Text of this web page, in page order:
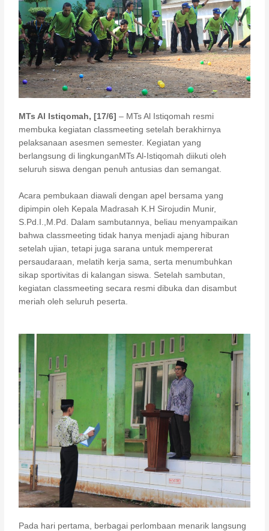
MTs Al Istiqomah, [17/6] – MTs Al Istiqomah resmi
membuka kegiatan classmeeting setelah berakhirnya
pelaksanaan asesmen semester. Kegiatan yang
berlangsung di lingkunganMTs Al-Istiqomah diikuti oleh
seluruh siswa dengan penuh antusias dan semangat.
Acara pembukaan diawali dengan apel bersama yang
dipimpin oleh Kepala Madrasah K.H Sirojudin Munir,
S.Pd.I.,M.Pd. Dalam sambutannya, beliau menyampaikan
bahwa classmeeting tidak hanya menjadi ajang hiburan
setelah ujian, tetapi juga sarana untuk mempererat
persaudaraan, melatih kerja sama, serta menumbuhkan
sikap sportivitas di kalangan siswa. Setelah sambutan,
kegiatan classmeeting secara resmi dibuka dan disambut
meriah oleh seluruh peserta.
Pada hari pertama, berbagai perlombaan menarik langsung